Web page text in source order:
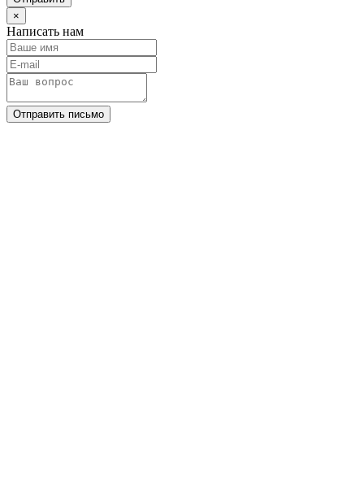
×
Написать нам
Отправить письмо